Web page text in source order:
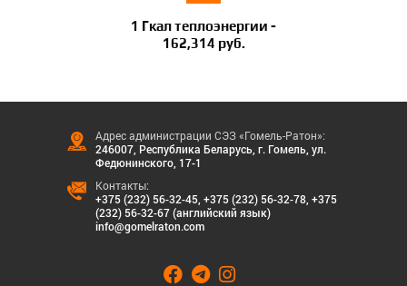
1 Гкал теплоэнергии -
162,314 руб.
Адрес администрации СЭЗ «Гомель-Ратон»:
246007, Республика Беларусь, г. Гомель, ул.
Федюнинского, 17-1
Контакты:
+375 (232) 56-32-45,+375 (232) 56-32-78,+375
(232) 56-32-67 (английский язык)
info@gomelraton.com